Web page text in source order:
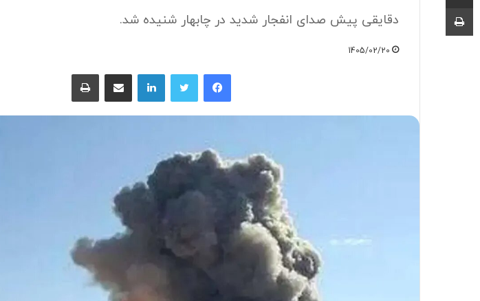
دقایقی پیش صدای انفجار شدید در چابهار شنیده شد.
1405/02/20
فیسبوک لینکداین